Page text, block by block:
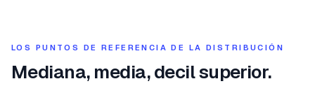
LOS PUNTOS DE REFERENCIA DE LA DISTRIBUCIÓN
Mediana, media, decil superior.